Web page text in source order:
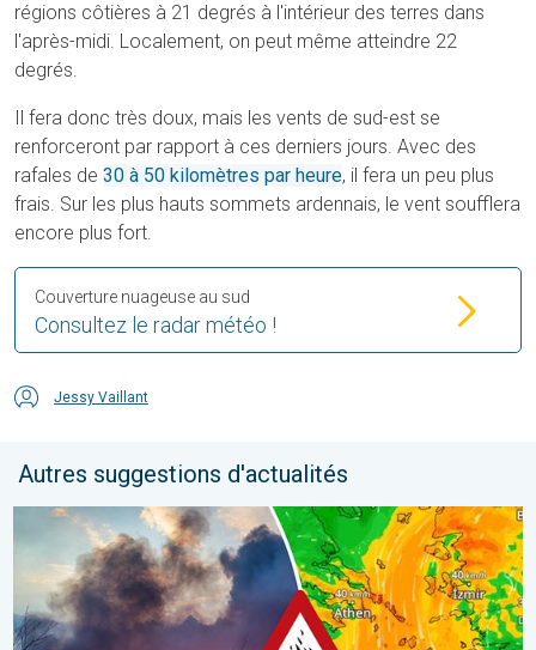
régions côtières à 21 degrés à l'intérieur des terres dans
l'après-midi. Localement, on peut même atteindre 22
degrés.
Il fera donc très doux, mais les vents de sud-est se
renforceront par rapport à ces derniers jours. Avec des
rafales de 30 à 50 kilomètres par heure, il fera un peu plus
frais. Sur les plus hauts sommets ardennais, le vent soufflera
encore plus fort.
Consultez le radar météo !
Couverture nuageuse au sud
Jessy Vaillant
Autres suggestions d'actualités
Des feux font rage en Europe du Sud. Chaleur et vent fort. . .